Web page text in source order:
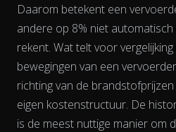
Daarom betekent een
andere op 8% niet
rekent. Wat telt voor
bewegingen van een vervoerder
richting van de
eigen kostenstructuur. De
is de meest nuttige manier om